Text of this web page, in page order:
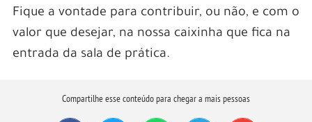
Fique a vontade para contribuir, ou não, e com o
valor que desejar, na nossa caixinha que fica na
entrada da sala de prática.
Compartilhe esse conteúdo para chegar a mais pessoas